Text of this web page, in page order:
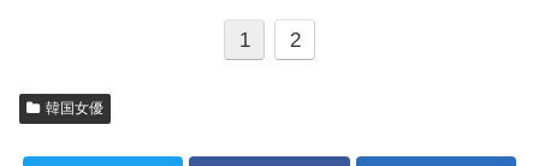
1 2
韓国女優